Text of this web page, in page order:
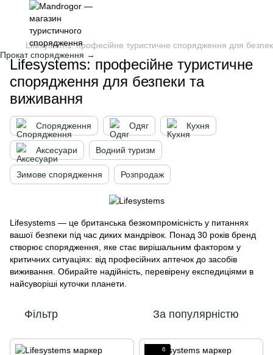
Прокат спорядження →
Lifesystems: професійне туристичне спорядження для
Lifesystems: професійне туристичне
спорядження для безпеки та
виживання
Спорядження Одяг Кухня
Аксесуари Водний туризм
Зимове спорядження Розпродаж
Lifesystems — це британська безкомпромісність у питаннях
вашої безпеки під час диких мандрівок. Понад 30 років бренд
створює спорядження, яке стає вирішальним фактором у
критичних ситуаціях: від професійних аптечок до засобів
виживання. Обирайте надійність, перевірену експедиціями в
найсуворіші куточки планети.
Фільтр За популярністю
6